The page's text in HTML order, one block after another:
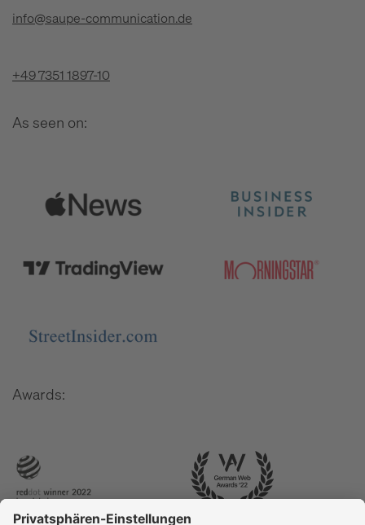
info@saupe-communication.de
+49 7351 1897-10
As seen on:
Awards: